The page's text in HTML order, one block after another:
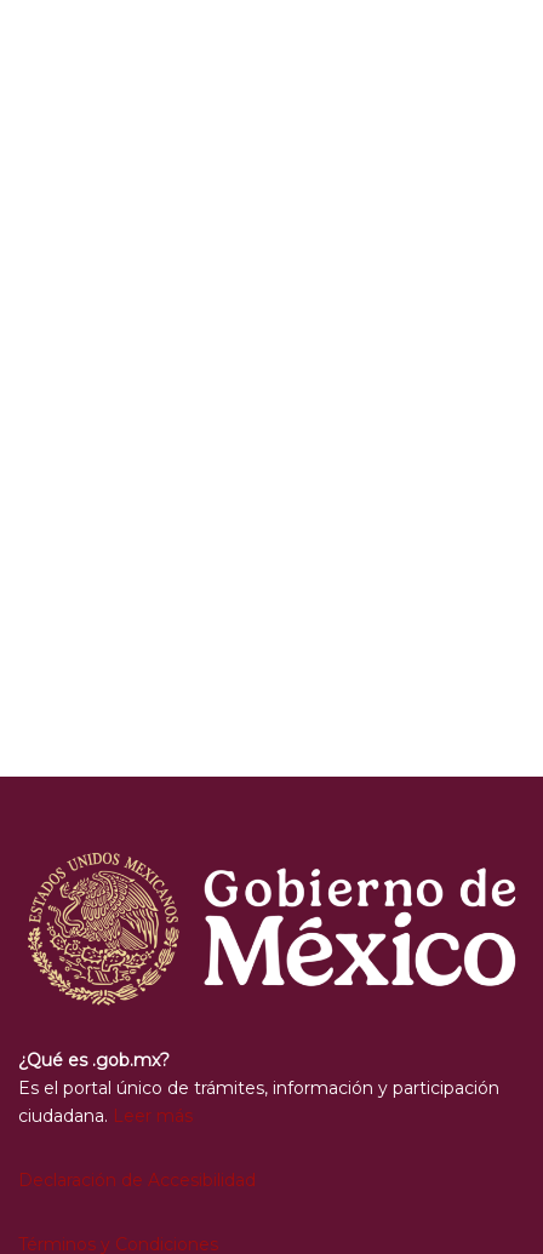
¿Qué es .gob.mx?
Es el portal único de trámites, información y participación
ciudadana. Leer más
Declaración de Accesibilidad
Términos y Condiciones